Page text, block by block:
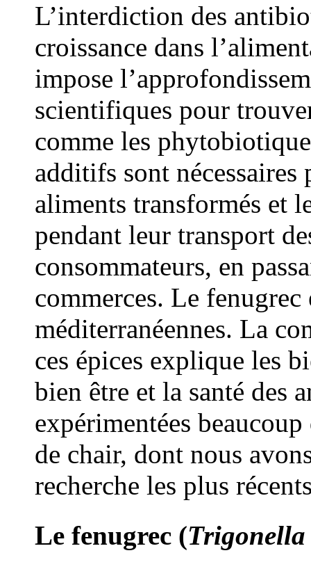
L’interdiction des
croissance dans
impose
scientifiques pour
comme les
additifs sont
aliments transformés et
pendant leur transport
consommateurs, en
commerces. Le fenugrec
méditerranéennes. La
ces épices explique les
bien être et la santé des
expérimentées
de chair, dont nous
recherche les plus
Le fenugrec (